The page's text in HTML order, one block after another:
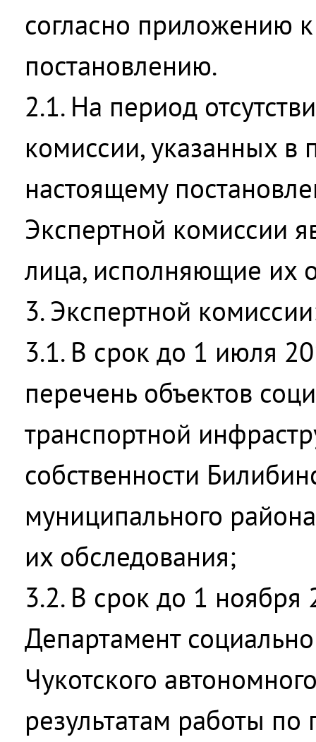
согласно приложению
постановлению.
2.1. На период
комиссии, указанных в
настоящему
Экспертной комиссии
лица, исполняющие их
3. Экспертной
3.1. В срок до 1 июля
перечень объектов
транспортной
собственности
муниципального
их обследования;
3.2. В срок до 1 ноября
Департамент
Чукотского
результатам работы по